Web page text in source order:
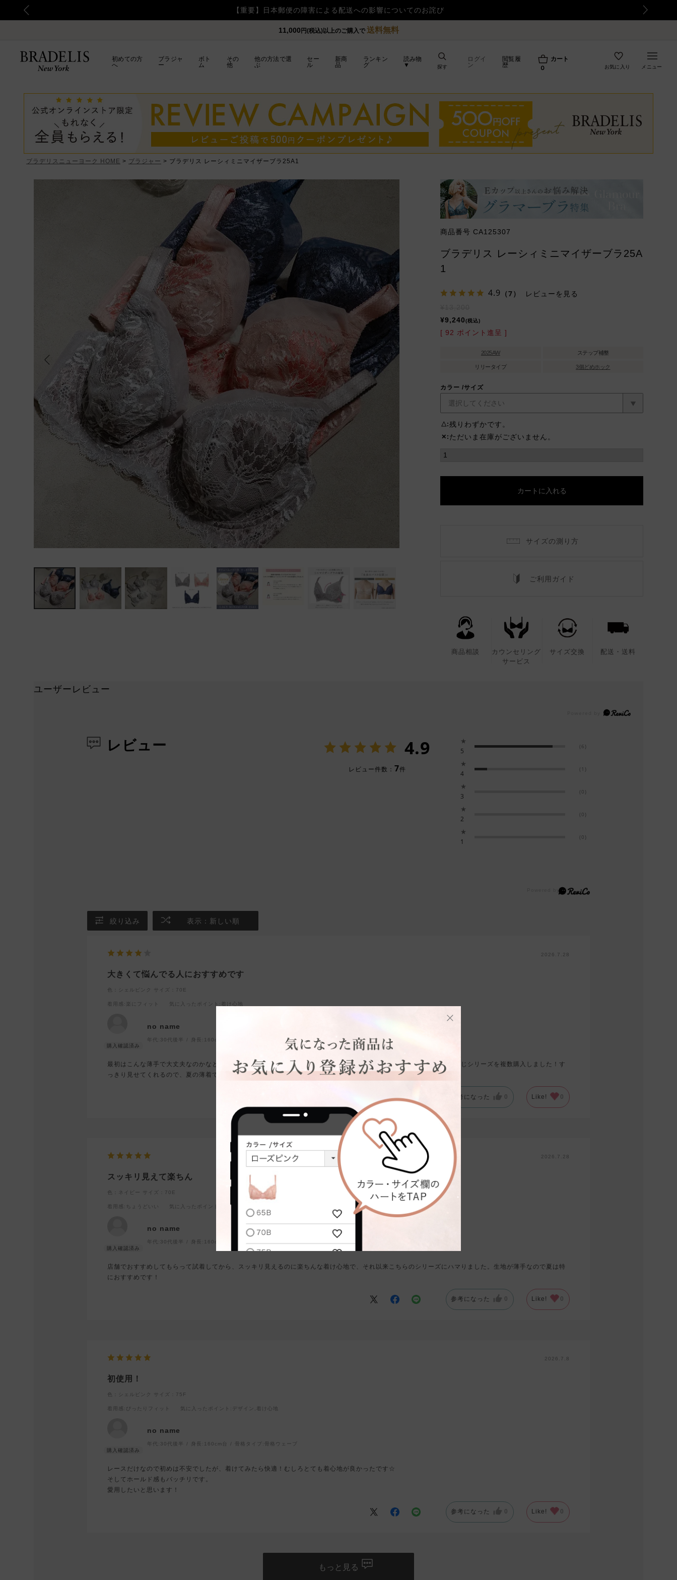
【重要】令和8年熊本地震の影響によるお荷物のお届け遅延について
11,000 円(税込)以上のご購入で送料無料
初めての方
へ
ブラジャ
ー
ボト
ム
その
他
他の方法で選
ぶ
セー
ル
新商
品
ランキン
グ
読み物
▼
ログイ
ン
閲覧履
歴
カート
0
探す お気に入り メニュー
ブラデリスニューヨーク HOME ブラジャー ブラデリス レーシィミニマイザーブラ25A1
商品番号 CA125307
ブラデリス レーシィミニマイザーブラ25A
1
4.9 （7） レビューを見る
¥9,240 税込
[ 92 ポイント進呈 ]
2025AW ステップ補整
リリータイプ 3個どめホック
カラー サイズ
△ 残りわずかです。
✕ ただいま在庫がございません。
カートに入れる
サイズの測り方
ご利用ガイド
商品相談
カウンセリング
サービス
サイズ交換 配送・送料
ユーザーレビュー
レビュー 4.9
レビュー件数： 7件
★
5
(6)
★
4
(1)
★
3
(0)
★
2
(0)
★
1
(0)
絞り込み 表示：新しい順
2026.7.28
大きくて悩んでる人におすすめです
色：シェルピンク サイズ：70E
着用感 :楽にフィット 気に入ったポイント :着け心地
no name
年代: 30代後半 身長: 160cm台 骨格ストレート
最初はこんな薄手で大丈夫なのかなと少し不安でしたが、着用したらちゃんとホールドしてくれるのに着心地は楽で、同じシリーズを複数購入しました！す
っきり見せてくれるので、夏の薄着でも安心です。
参考になった Like!
2026.7.28
スッキリ見えて楽ちん
色：ネイビー サイズ：70E
着用感 :ちょうどいい 気に入ったポイント :色味,着け心地
no name
年代: 30代後半 身長: 160cm台
店舗でおすすめしてもらって試着してから、スッキリ見えるのに楽ちんな着け心地で、それ以来こちらのシリーズにハマりました。生地が薄手なので夏は特
におすすめです！
参考になった Like!
2026.7.8
初使用！
色：シェルピンク サイズ：75F
着用感 :ぴったりフィット 気に入ったポイント :デザイン,着け心地
no name
年代: 30代後半 身長: 160cm台 骨格タイプ: 骨格ウェーブ
レースだけなので初めは不安でしたが、着けてみたら快適！むしろとても着心地が良かったです☆
そしてホールド感もバッチリです。
愛用したいと思います！
参考になった Like!
もっと見る